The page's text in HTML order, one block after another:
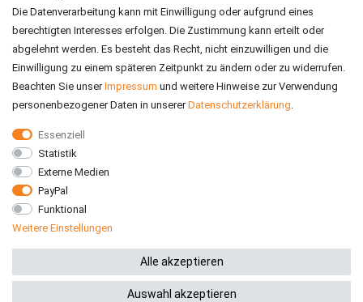
VERSAND
Die Datenverarbeitung kann mit Einwilligung oder aufgrund eines
berechtigten Interesses erfolgen. Die Zustimmung kann erteilt oder
abgelehnt werden. Es besteht das Recht, nicht einzuwilligen und die
Einwilligung zu einem späteren Zeitpunkt zu ändern oder zu widerrufen.
Beachten Sie unserImpressum und weitere Hinweise zur Verwendung
personenbezogener Daten in unsererDaten­schutz­erklärung.
Essenziell
Statistik
Externe Medien
PayPal
Funktional
Weitere Einstellungen
Alle akzeptieren
Auswahl akzeptieren